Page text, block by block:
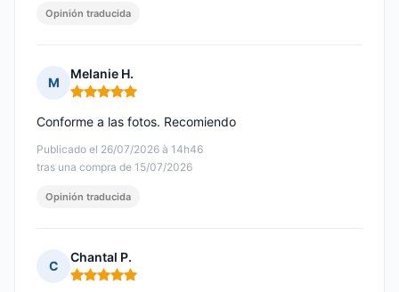
Opinión traducida
M
Melanie H.
Nota: 5 de 5
Publicado el 26/07/2026 à 14h46
tras una compra de 15/07/2026
Conforme a las fotos. Recomiendo
Opinión traducida
C
Chantal P.
Nota: 5 de 5